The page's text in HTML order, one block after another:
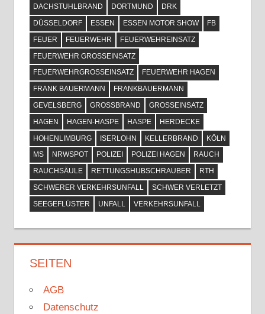
DACHSTUHLBRAND
DORTMUND
DRK
DÜSSELDORF
ESSEN ESSEN MOTOR SHOW
FB
FEUER
FEUERWEHR
FEUERWEHREINSATZ
FEUERWEHR GROSSEINSATZ
FEUERWEHRGROSSEINSATZ
FEUERWEHR HAGEN
FRANK BAUERMANN
FRANKBAUERMANN
GEVELSBERG
GROSSBRAND
GROSSEINSATZ
HAGEN
HAGEN-HASPE HASPE
HERDECKE
HOHENLIMBURG
ISERLOHN KELLERBRAND
KÖLN
MS
NRWSPOT POLIZEI POLIZEI HAGEN
RAUCH
RAUCHSÄULE
RETTUNGSHUBSCHRAUBER
RTH
SCHWERER VERKEHRSUNFALL
SCHWER VERLETZT
SEEGEFLÜSTER
UNFALL VERKEHRSUNFALL
SEITEN
AGB
Datenschutz